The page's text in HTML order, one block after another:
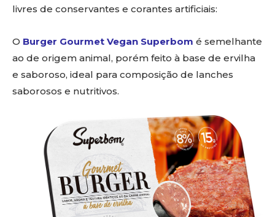
livres de conservantes e corantes artificiais:
O Burger Gourmet Vegan Superbom é semelhante
ao de origem animal, porém feito à base de ervilha
e saboroso, ideal para composição de lanches
saborosos e nutritivos.